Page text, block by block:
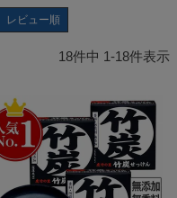
レビュー順
18件中 1-18件表示